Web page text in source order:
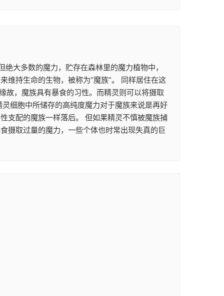
大多数的魔力，贮存在森林里的魔力植物中，
维持生命的生物，被称为“魔族”。 同样居住在这
故，魔族具有暴食的习性。而精灵则可以将摄取
细胞中所储存的高纯度魔力对于魔族来说是再好
支配的魔族一样落后。 但如果精灵不慎被魔族捕
摄取过量的魔力，一些个体也时常出现失真的巨